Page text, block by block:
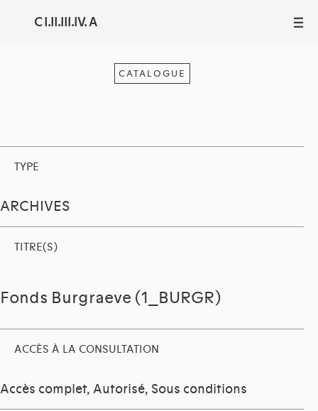
C I.II.III.IV. A III
CATALOGUE
TYPE
ARCHIVES
TITRE(S)
Fonds Burgraeve (1_BURGR)
ACCÈS À LA CONSULTATION
Accès complet, Autorisé, Sous conditions